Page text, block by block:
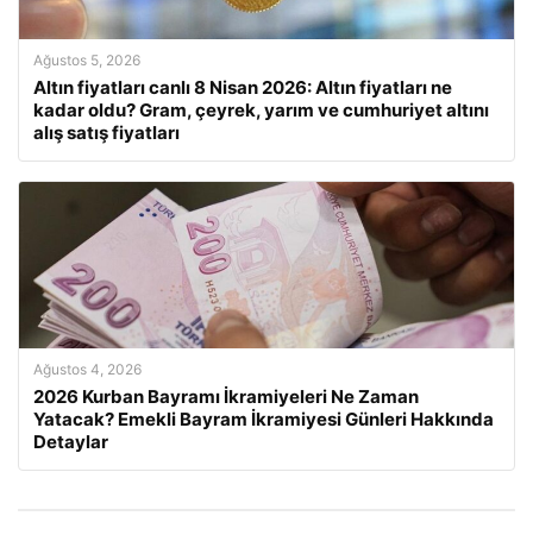
Ağustos 5, 2026
Altın fiyatları canlı 8 Nisan 2026: Altın fiyatları ne
kadar oldu? Gram, çeyrek, yarım ve cumhuriyet altını
alış satış fiyatları
Ağustos 4, 2026
2026 Kurban Bayramı İkramiyeleri Ne Zaman
Yatacak? Emekli Bayram İkramiyesi Günleri Hakkında
Detaylar